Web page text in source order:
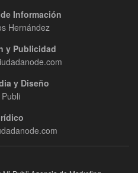
Información
Hernández
y Publicidad
y Diseño